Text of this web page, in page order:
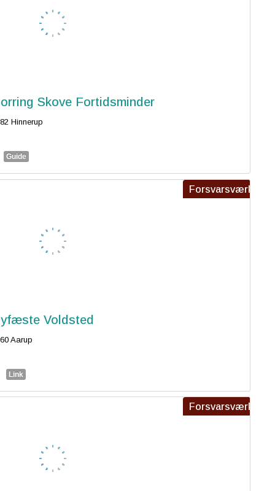
Skove Fortidsminder
Hinnerup
Guide
Forsvarsværk
Voldsted
Aarup
Link
Forsvarsværk